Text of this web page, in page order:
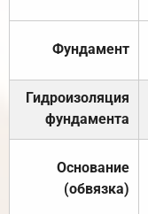
Фундамент
Гидроизоляция
фундамента
Основание
(обвязка)